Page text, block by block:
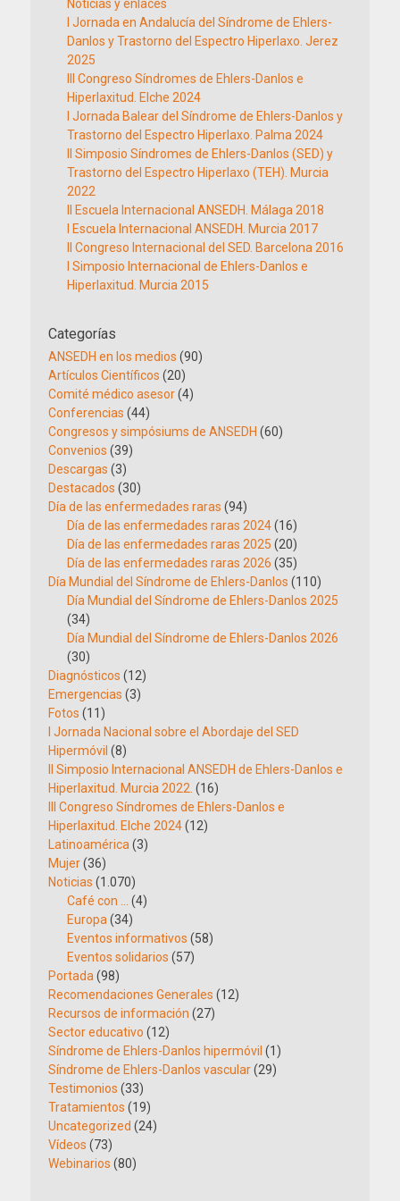
Noticias y enlaces
I Jornada en Andalucía del Síndrome de Ehlers-
Danlos y Trastorno del Espectro Hiperlaxo. Jerez
2025
III Congreso Síndromes de Ehlers-Danlos e
Hiperlaxitud. Elche 2024
I Jornada Balear del Síndrome de Ehlers-Danlos y
Trastorno del Espectro Hiperlaxo. Palma 2024
II Simposio Síndromes de Ehlers-Danlos (SED) y
Trastorno del Espectro Hiperlaxo (TEH). Murcia
2022
II Escuela Internacional ANSEDH. Málaga 2018
I Escuela Internacional ANSEDH. Murcia 2017
II Congreso Internacional del SED. Barcelona 2016
I Simposio Internacional de Ehlers-Danlos e
Hiperlaxitud. Murcia 2015
Categorías
ANSEDH en los medios (90)
Artículos Científicos (20)
Comité médico asesor(4)
Conferencias (44)
Congresos y simpósiums de ANSEDH (60)
Convenios (39)
Descargas (3)
Destacados (30)
Día de las enfermedades raras (94)
Día de las enfermedades raras 2024(16)
Día de las enfermedades raras 2025 (20)
Día de las enfermedades raras 2026 (35)
Día Mundial del Síndrome de Ehlers-Danlos (110)
Día Mundial del Síndrome de Ehlers-Danlos 2025
(34)
Día Mundial del Síndrome de Ehlers-Danlos 2026
(30)
Diagnósticos (12)
Emergencias (3)
Fotos (11)
I Jornada Nacional sobre el Abordaje del SED
Hipermóvil (8)
II Simposio Internacional ANSEDH de Ehlers-Danlos e
Hiperlaxitud. Murcia 2022. (16)
III Congreso Síndromes de Ehlers-Danlos e
Hiperlaxitud. Elche 2024(12)
Latinoamérica (3)
Mujer(36)
Noticias (1.070)
Café con …
(4)
Europa (34)
Eventos informativos (58)
Eventos solidarios (57)
Portada (98)
Recomendaciones Generales (12)
Recursos de información (27)
Sector educativo (12)
Síndrome de Ehlers-Danlos hipermóvil (1)
Síndrome de Ehlers-Danlos vascular(29)
Testimonios (33)
Tratamientos (19)
Uncategorized (24)
Vídeos (73)
Webinarios (80)